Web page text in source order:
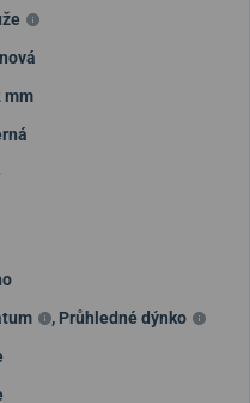
mm
, Průhledné dýnko